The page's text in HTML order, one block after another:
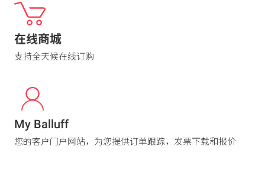
在线商城
支持全天候在线订购
My Balluff
您的客户门户网站，为您提供订单跟踪，发票下载和报价